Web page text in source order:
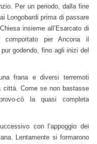
Per un periodo, dalla fine
Longobardi prima di passare
insieme all’Esarcato di
comportato per Ancona il
godendo, fino agli inizi del
frana e diversi terremoti
città. Come se non bastasse
cò la quasi completa
con l’appoggio dei
Lentamente si formarono